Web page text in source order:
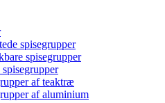
spisegrupper
spisegrupper
af teaktræ
af aluminium